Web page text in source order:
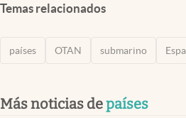
Temas relacionados
países OTAN submarino
Más noticias depaíses